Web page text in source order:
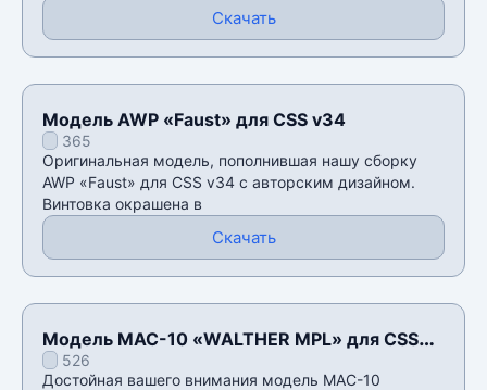
Скачать
Модель AWP «Faust» для CSS v34
365
Оригинальная модель, пополнившая нашу сборку
AWP «Faust» для CSS v34 с авторским дизайном.
Винтовка окрашена в
Скачать
Модель MAC-10 «WALTHER MPL» для CSS
v34526
Достойная вашего внимания модель MAC-10